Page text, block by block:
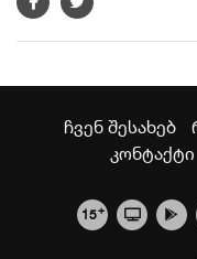
ჩვენ შესახებ
კონტაქტი
15+